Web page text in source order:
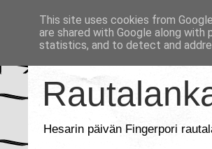
Hesarin päivän Fingerpori
This site uses cookies from
are shared with Google along
statistics, and to detect and